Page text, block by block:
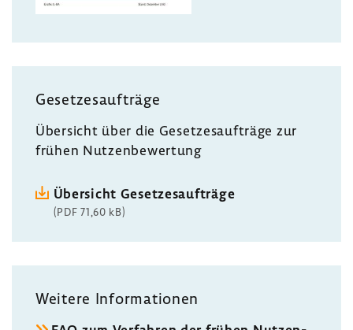
Geset­zes­auf­träge
Über­sicht über die Geset­zes­auf­träge zur
frühen Nutzen­be­wer­tung
Über­sicht Geset­zes­auf­träge
(PDF 71,60 kB)
Weitere Infor­ma­tionen